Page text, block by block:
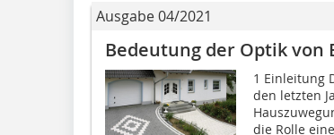
Ausgabe 04/2021
Bedeutung der Optik von
1 Einleitung
den letzten
die Rolle